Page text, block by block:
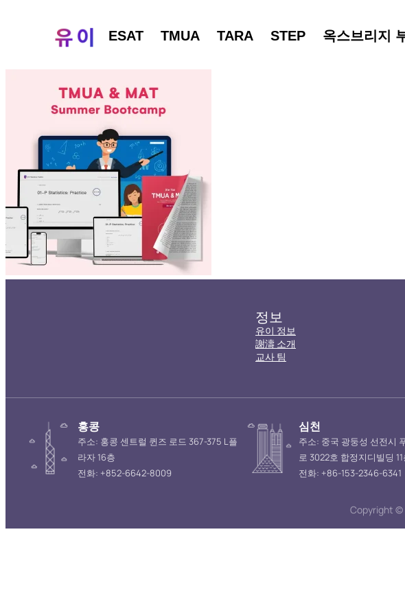
ESAT TMUA TARA STEP 옥스브리지
정보
유이 정보
謝濤 소개
교사 팀
홍콩
주소: 홍콩 센트럴 퀸즈 로드 367-375 L플
라자 16층
전화: +852-6642-8009
심천
주소: 중국 광둥성 선전시
로 3022호 합정지디빌딩 11
전화: +86-153-2346-6341
Copyright ©